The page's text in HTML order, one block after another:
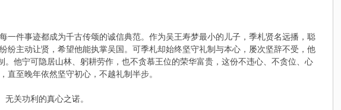
件事迹都成为千古传颂的诚信典范。作为吴王寿梦最小的儿子，季札贤名远播，聪
主动让贤，希望他能执掌吴国。可季札却始终坚守礼制与本心，屡次坚辞不受，他
他宁可隐居山林、躬耕劳作，也不贪慕王位的荣华富贵，这份不违心、不贪位、心
至晚年依然坚守初心，不越礼制半步。
关功利的真心之诺。